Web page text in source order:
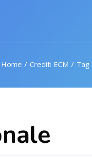
Home Crediti ECM Tag